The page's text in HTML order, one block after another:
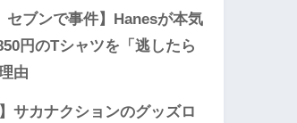
セブンで事件】Hanesが本気
円のTシャツを「逃したら
由
サカナクションのグッズロ